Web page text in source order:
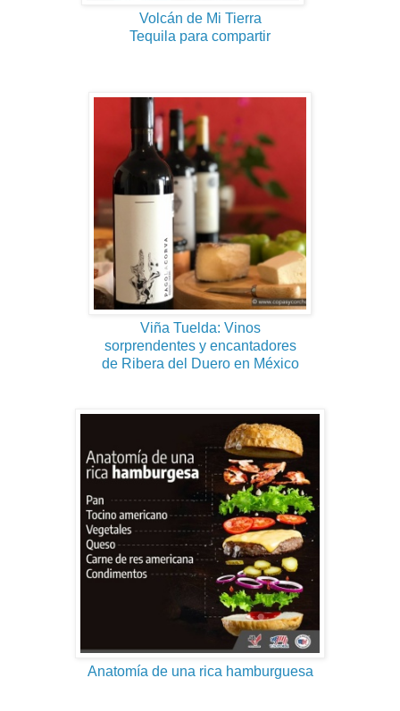
Volcán de Mi Tierra
Tequila para compartir
Viña Tuelda: Vinos
sorprendentes y encantadores
de Ribera del Duero en México
Anatomía de una rica hamburguesa